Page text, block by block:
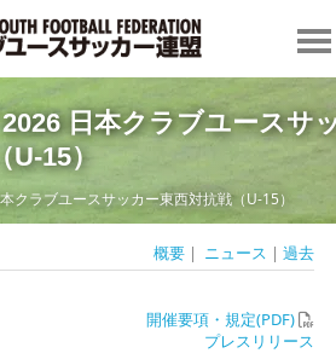
日本クラブユースサ
15）
クラブユースサッカー東西対抗戦（U-15）
概要| ニュース | 過去
開催要項・規定(PDF)
プレスリリース